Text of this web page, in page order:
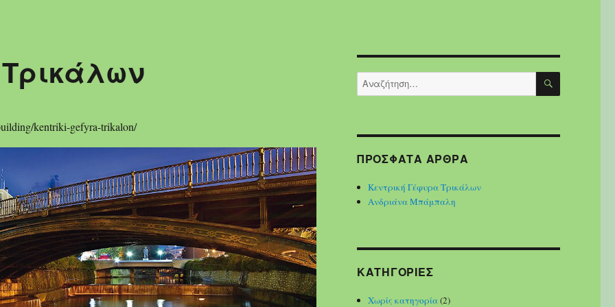
kentriki-gefyra-trikalon/
Αναζήτηση
για:
ΠΡΌΣΦΑΤΑ ΆΡΘΡΑ
Κεντρική Γέφυρα Τρικάλων
Ανδριάνα Μπάμπαλη
KΑΤΗΓΟΡΊΕΣ
Χωρίς κατηγορία(2)